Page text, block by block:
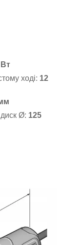
ході: 12
Ø: 125